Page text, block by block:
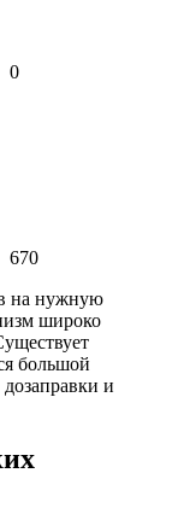
0
670
на нужную
широко
большой
и